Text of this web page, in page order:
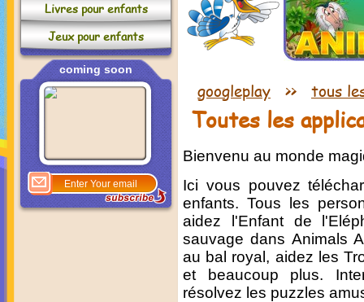
Livres pour enfants
Jeux pour enfants
coming soon
googleplay >> tous
Toutes les
Bienvenu au monde
Ici vous pouvez
enfants. Tous les
aidez l'Enfant de
sauvage dans Animals
au bal royal, aidez les
et beaucoup plus.
résolvez les puzzles